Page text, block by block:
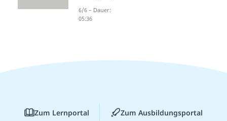
6/6 – Dauer:
05:36
Zum Lernportal Zum Ausbildungsportal